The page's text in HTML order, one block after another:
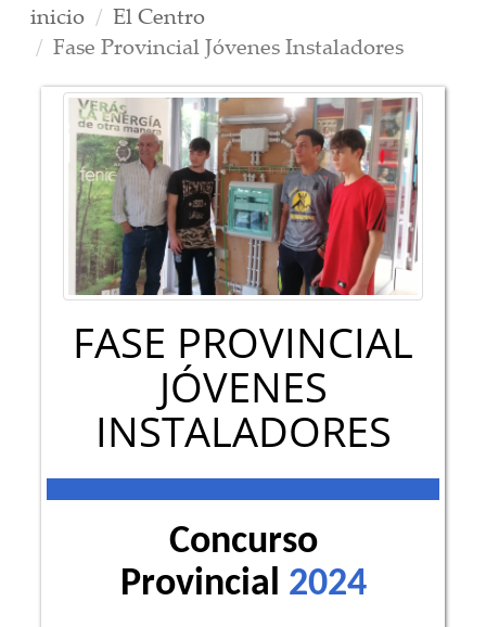
inicio
El Centro
Fase Provincial Jóvenes Instaladores
FASE PROVINCIAL
JÓVENES
INSTALADORES
Concurso
Provincial 2024